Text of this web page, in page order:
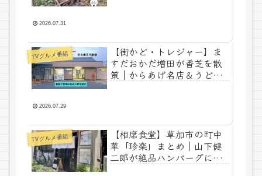
2026.07.31
TVグルメ番組
【街かど・トレジャー】ま
すだおかだ増田が香芝を散
策｜からあげ名店＆うどん
2026.07.29
TVグルメ番組
【相席食堂】草加市の町中
華「珍楽」まとめ｜山下健
二郎が絶品ハンバーグに相